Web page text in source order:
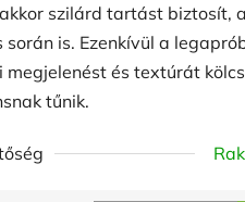
szilárd tartást biztosít,
során is. Ezenkívül a
megjelenést és textúrát
tűnik.